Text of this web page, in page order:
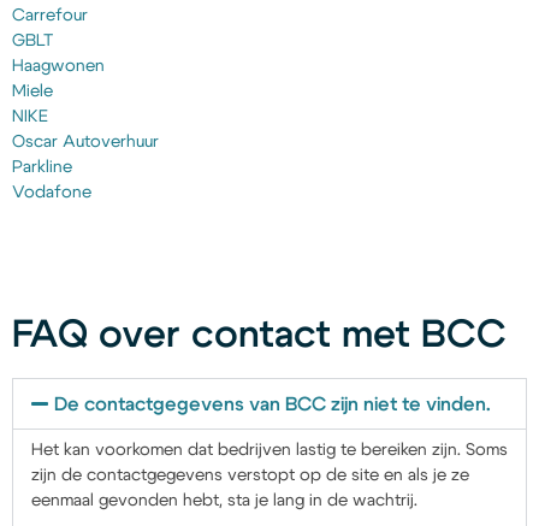
Carrefour
GBLT
Haagwonen
Miele
NIKE
Oscar Autoverhuur
Parkline
Vodafone
FAQ over contact met BCC
De contactgegevens van BCC zijn niet te vinden.
Het kan voorkomen dat bedrijven lastig te bereiken zijn. Soms
zijn de contactgegevens verstopt op de site en als je ze
eenmaal gevonden hebt, sta je lang in de wachtrij.